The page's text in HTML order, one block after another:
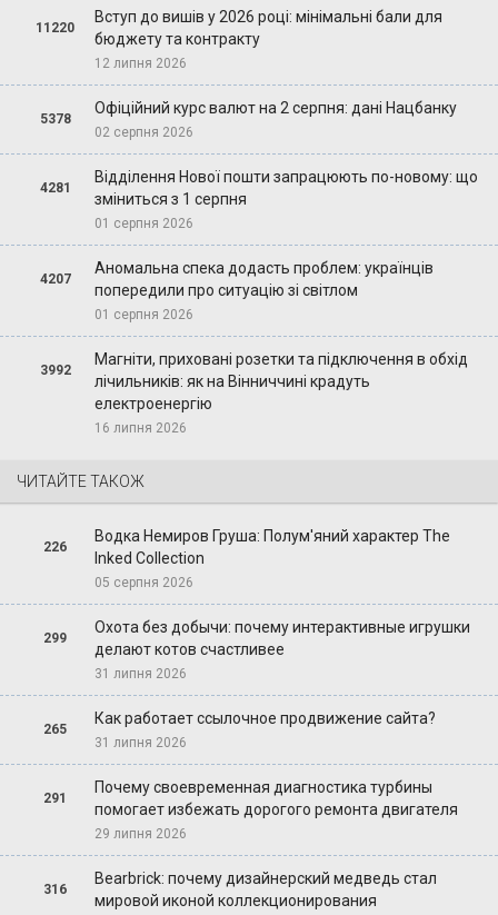
11220
Вступ до вишів у 2026 році: мінімальні бали для
бюджету та контракту
12 липня 2026
5378
Офіційний курс валют на 2 серпня: дані Нацбанку
02 серпня 2026
4281
Відділення Нової пошти запрацюють по-новому: що
зміниться з 1 серпня
01 серпня 2026
4207
Аномальна спека додасть проблем: українців
попередили про ситуацію зі світлом
01 серпня 2026
3992
Магніти, приховані розетки та підключення в обхід
лічильників: як на Вінниччині крадуть
електроенергію
16 липня 2026
ЧИТАЙТЕ ТАКОЖ
226
Водка Немиров Груша: Полум'яний характер The
Inked Collection
05 серпня 2026
299
Охота без добычи: почему интерактивные игрушки
делают котов счастливее
31 липня 2026
265
Как работает ссылочное продвижение сайта?
31 липня 2026
291
Почему своевременная диагностика турбины
помогает избежать дорогого ремонта двигателя
29 липня 2026
316
Bearbrick: почему дизайнерский медведь стал
мировой иконой коллекционирования